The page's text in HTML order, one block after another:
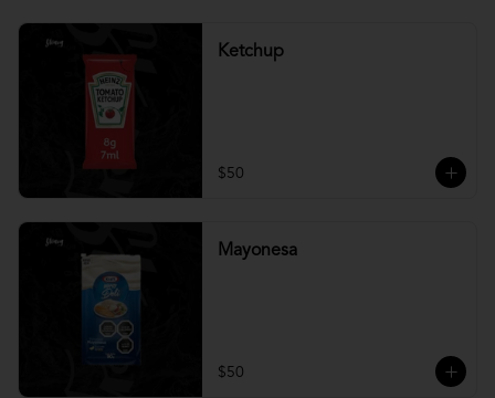
Ketchup
$50
Mayonesa
$50